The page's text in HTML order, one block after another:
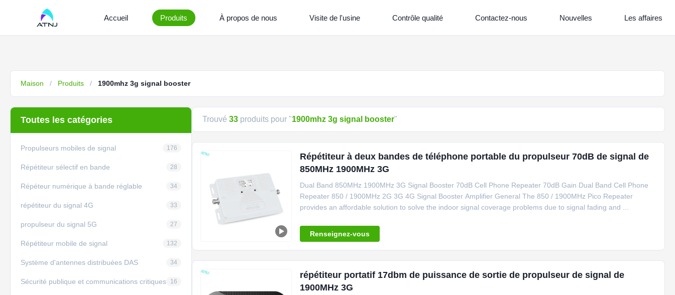
Accueil Produits À propos de nous Visite de l'usine Contrôle qualité Contactez-nous Nouvelles Les affaires
Maison / Produits / 1900mhz 3g signal booster
Toutes les catégories
Propulseurs mobiles de signal 176
Répétiteur sélectif en bande 28
Répéteur numérique à bande réglable 34
répétiteur du signal 4G 33
propulseur du signal 5G 27
Répétiteur mobile de signal 132
Système d'antennes distribuées DAS 34
Sécurité publique et communications critiques 16
Trouvé 33 produits pour "1900mhz 3g signal booster"
Répétiteur à deux bandes de téléphone portable du propulseur 70dB de signal de
850MHz 1900MHz 3G
Dual Band 850MHz 1900MHz 3G Signal Booster 70dB Cell Phone Repeater 70dB Gain Dual Band Cell Phone
Repeater 850 / 1900MHz 2G 3G 4G Signal Booster Amplifier General The 850 / 1900MHz Pico Repeater
provides an affordable solution to solve the indoor signal coverage problems due to signal fading and ...
Renseignez-vous
répétiteur portatif 17dbm de puissance de sortie de propulseur de signal de
1900MHz 3G